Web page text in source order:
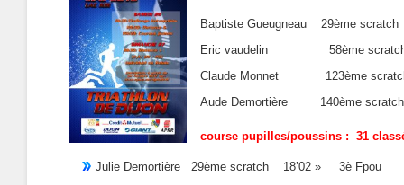
Baptiste Gueugneau 29ème
Eric vaudelin 58ème
Claude Monnet 123ème
Aude Demortière 140ème
course pupilles/poussins : 31
Julie Demortière 29ème scratch 18’02 » 3è Fpou